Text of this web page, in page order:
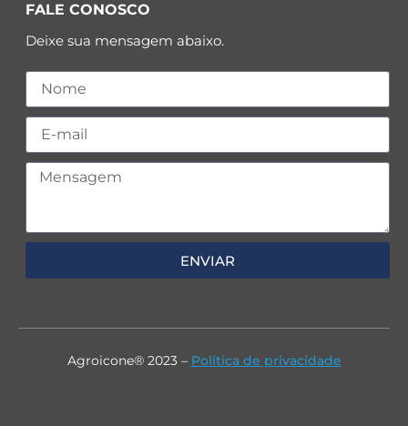
FALE CONOSCO
Deixe sua mensagem abaixo.
ENVIAR
Agroicone® 2023 – Política de privacidade